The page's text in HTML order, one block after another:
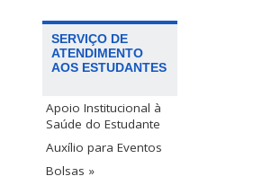
SERVIÇO DE
ATENDIMENTO
AOS ESTUDANTES
Apoio Institucional à
Saúde do Estudante
Auxílio para Eventos
Bolsas »